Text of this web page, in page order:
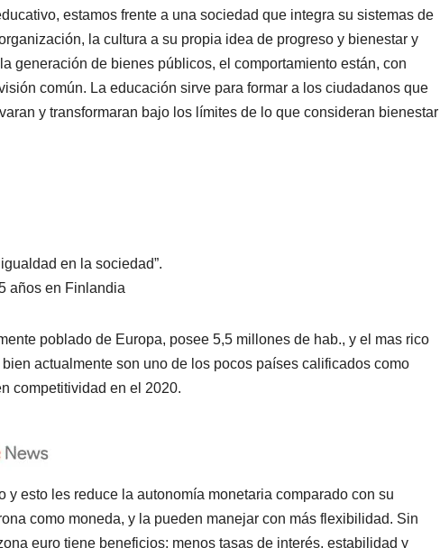
estamos frente a una sociedad que integra su sistemas de
la cultura a su propia idea de progreso y bienestar y
generación de bienes públicos, el comportamiento están, con
común. La educación sirve para formar a los ciudadanos que
y transformaran bajo los límites de lo que consideran bienestar
en la sociedad”.
años en Finlandia
poblado de Europa, posee 5,5 millones de hab., y el mas rico
actualmente son uno de los pocos países calificados como
competitividad en el 2020.
y esto les reduce la autonomía monetaria comparado con su
como moneda, y la pueden manejar con más flexibilidad. Sin
euro tiene beneficios: menos tasas de interés, estabilidad y